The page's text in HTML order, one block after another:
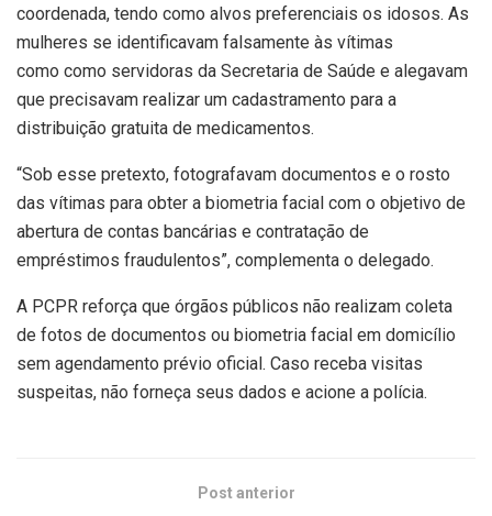
coordenada, tendo como alvos preferenciais os idosos. As
mulheres se identificavam falsamente às vítimas
como como servidoras da Secretaria de Saúde e alegavam
que precisavam realizar um cadastramento para a
distribuição gratuita de medicamentos.
“Sob esse pretexto, fotografavam documentos e o rosto
das vítimas para obter a biometria facial com o objetivo de
abertura de contas bancárias e contratação de
empréstimos fraudulentos”, complementa o delegado.
A PCPR reforça que órgãos públicos não realizam coleta
de fotos de documentos ou biometria facial em domicílio
sem agendamento prévio oficial. Caso receba visitas
suspeitas, não forneça seus dados e acione a polícia.
Post anterior